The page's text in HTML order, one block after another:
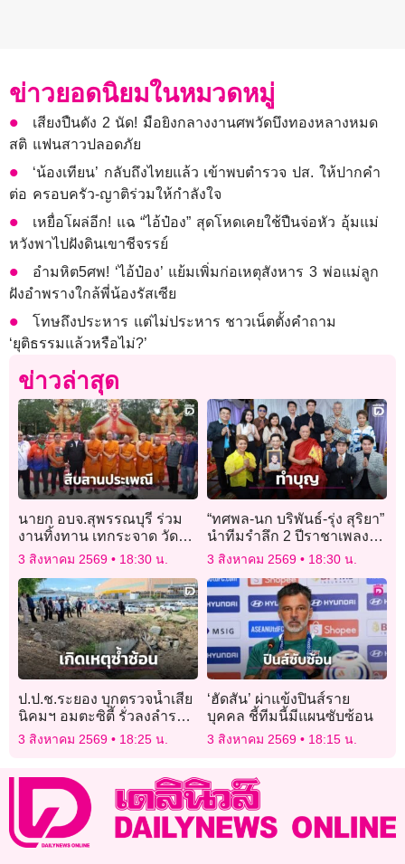
ข่าวยอดนิยมในหมวดหมู่
เสียงปืนดัง 2 นัด! มือยิงกลางงานศพวัดบึงทองหลางหมด
สติ แฟนสาวปลอดภัย
‘น้องเทียน’ กลับถึงไทยแล้ว เข้าพบตำรวจ ปส. ให้ปากคำ
ต่อ ครอบครัว-ญาติร่วมให้กำลังใจ
เหยื่อโผล่อีก! แฉ “ไอ้ป๋อง” สุดโหดเคยใช้ปืนจ่อหัว อุ้มแม่
หวังพาไปฝังดินเขาชีจรรย์
อำมหิต5ศพ! ‘ไอ้ป๋อง’ แย้มเพิ่มก่อเหตุสังหาร 3 พ่อแม่ลูก
ฝังอำพรางใกล้พี่น้องรัสเซีย
โทษถึงประหาร แต่ไม่ประหาร ชาวเน็ตตั้งคำถาม
‘ยุติธรรมแล้วหรือไม่?’
ข่าวล่าสุด
นายก อบจ.สุพรรณบุรี ร่วม
งานทิ้งทาน เทกระจาด วัดป่า
เลไลยก์วรวิหาร
3 สิงหาคม 2569 18:30 น.
“ทศพล-นก บริพันธ์-รุ่ง สุริยา”
นำทีมรำลึก 2 ปีราชาเพลง
พูด “เพลิน พรหมแดน” ศิลปิน
3 สิงหาคม 2569 18:30 น.
ป.ป.ช.ระยอง บุกตรวจน้ำเสีย
นิคมฯ อมตะซิตี้ รั่วลงลำราง
สาธารณะ อบต.มาบยางพร
3 สิงหาคม 2569 18:25 น.
‘ฮัดสัน’ ผ่าแข้งปินส์ราย
บุคคล ชี้ทีมนี้มีแผนซับซ้อน
3 สิงหาคม 2569 18:15 น.